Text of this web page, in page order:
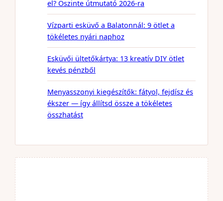
el? Őszinte útmutató 2026-ra
Vízparti esküvő a Balatonnál: 9 ötlet a
tökéletes nyári naphoz
Esküvői ültetőkártya: 13 kreatív DIY ötlet
kevés pénzből
Menyasszonyi kiegészítők: fátyol, fejdísz és
ékszer — így állítsd össze a tökéletes
összhatást